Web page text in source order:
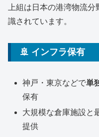
上組は日本の港湾物流分
識されています。
🚢 インフラ保有
神戸・東京などで単
保有
大規模な倉庫施設と
提供